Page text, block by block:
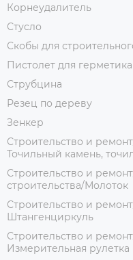
Корнеудалитель
Стусло
Скобы для
Пистолет для герметика
Струбцина
Резец по дереву
Зенкер
Строительство и
Точильный камень,
Строительство и
строительства/Молоток
Строительство и
Штангенциркуль
Строительство и
Измерительная рулетка